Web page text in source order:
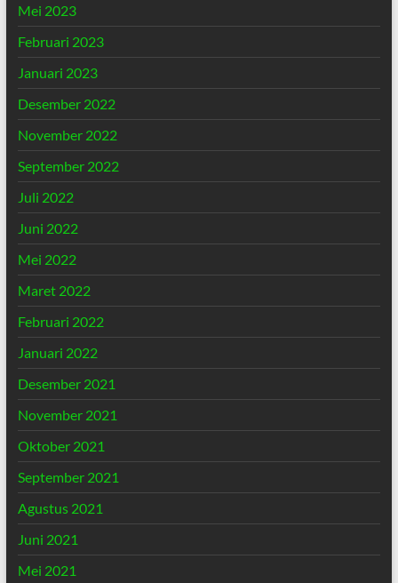
Mei 2023
Februari 2023
Januari 2023
Desember 2022
November 2022
September 2022
Juli 2022
Juni 2022
Mei 2022
Maret 2022
Februari 2022
Januari 2022
Desember 2021
November 2021
Oktober 2021
September 2021
Agustus 2021
Juni 2021
Mei 2021